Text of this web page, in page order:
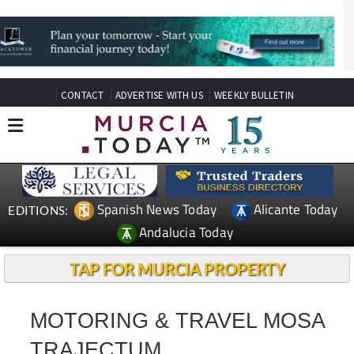
CONTACT ADVERTISE WITH US WEEKLY BULLETIN
EDITIONS: Spanish News Today
Alicante Today
Andalucia Today